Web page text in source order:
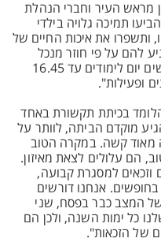
מראש העיר וחברי הנהלת
תמיכה גלויה בילדי
ותשפרו את איכות החיים של
להם על פי חוזר מנכל
משרד החינוך בזמני חופשות.אנו דורשים יום לימודים עד 16.45
ופעילות".
בכיתת תקשורת באחד
מוקדם הביתה, לוותר על
מאוד קשה. במקרה הטוב
הם עלולים לצאת מאיזון.
וזכאים למסגרת קבועה,
בחופשים. אנחנו דורשים
של המצב כבר בפסח, שני
כל ימות השנה, ולכן הם
של הזכאות".